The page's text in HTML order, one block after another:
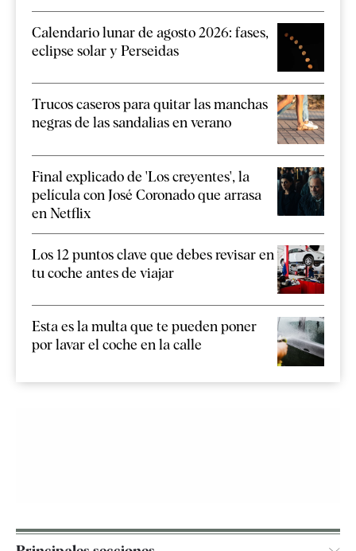
Calendario lunar de agosto 2026: fases,
eclipse solar y Perseidas
Trucos caseros para quitar las manchas
negras de las sandalias en verano
Final explicado de 'Los creyentes', la
película con José Coronado que arrasa
en Netflix
Los 12 puntos clave que debes revisar en
tu coche antes de viajar
Esta es la multa que te pueden poner
por lavar el coche en la calle